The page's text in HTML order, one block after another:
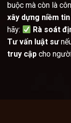
buộc mà còn là
xây dựng niềm tin
hãy:
Rà soát
Tư vấn luật sư
truy cập cho